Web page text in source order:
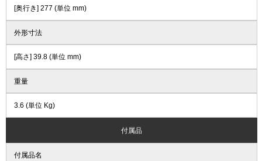
[奥行き] 277 (単位 mm)
外形寸法
[高さ] 39.8 (単位 mm)
重量
3.6 (単位 Kg)
付属品
付属品名